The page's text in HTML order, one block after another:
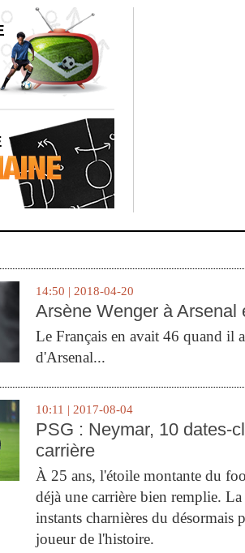
14:50 | 2018-04-20
Arsène Wenger à Arsenal
Le Français en avait 46 quand il
d'Arsenal...
10:11 | 2017-08-04
PSG : Neymar, 10 dates-
carrière
À 25 ans, l'étoile montante du
déjà une carrière bien remplie.
instants charnières du désormais
joueur de l'histoire.